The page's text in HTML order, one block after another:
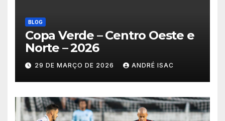
BLOG
Copa Verde – Centro Oeste e
Norte – 2026
29 DE MARÇO DE 2026 ANDRÉ ISAC